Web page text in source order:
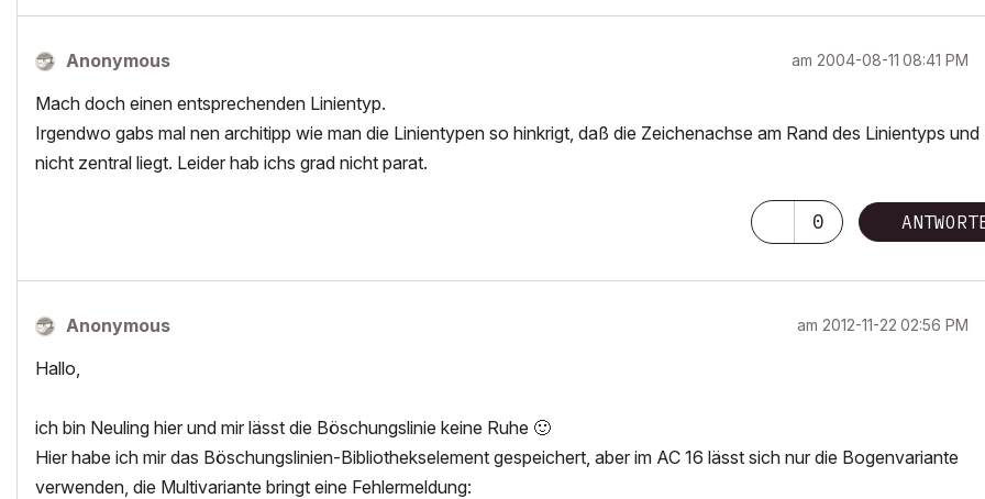
Anonymous am ‎2004-08-11 08:41 PM
Mach doch einen entsprechenden Linientyp.
Irgendwo gabs mal nen architipp wie man die Linientypen so hinkrigt, daß die Zeichenachse am Rand des Linientyps und
nicht zentral liegt. Leider hab ichs grad nicht parat.
0
Anonymous am ‎2012-11-22 02:56 PM
Hallo,
ich bin Neuling hier und mir lässt die Böschungslinie keine Ruhe 🙂
Hier habe ich mir das Böschungslinien-Bibliothekselement gespeichert, aber im AC 16 lässt sich nur die Bogenvariante
verwenden, die Multivariante bringt eine Fehlermeldung: